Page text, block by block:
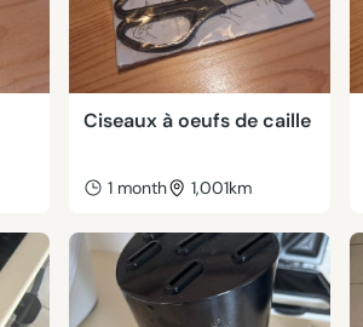
Ciseaux à oeufs de caille
1 month 1,001km